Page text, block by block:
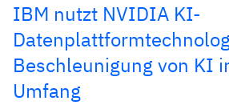
IBM nutzt NVIDIA KI-
Beschleunigung von KI
Umfang